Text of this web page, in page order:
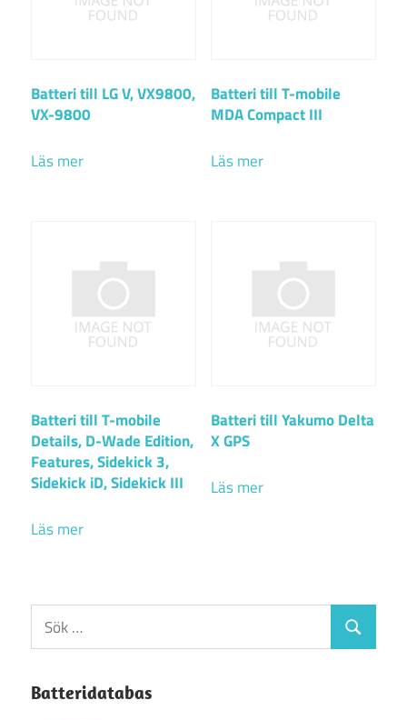
Batteri till LG V, VX9800,
VX-9800
Läs mer
Batteri till T-mobile
MDA Compact III
Läs mer
Batteri till T-mobile
Details, D-Wade Edition,
Features, Sidekick 3,
Sidekick iD, Sidekick III
Läs mer
Batteri till Yakumo Delta
X GPS
Läs mer
Sök
efter:
Sök
Batteridatabas